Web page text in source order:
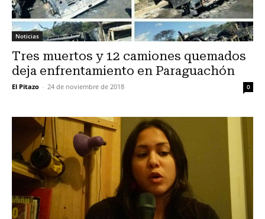
Noticias
Tres muertos y 12 camiones quemados
deja enfrentamiento en Paraguachón
El Pitazo - 24 de noviembre de 2018 0